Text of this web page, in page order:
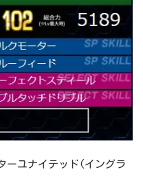
ーユナイテッド(イングラ